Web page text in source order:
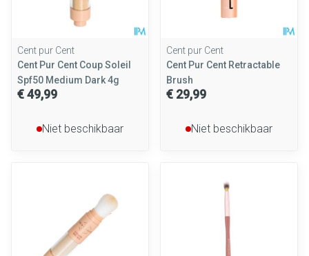
Cent pur Cent
Cent Pur Cent Coup Soleil
Spf50 Medium Dark 4g
€ 49,99
Niet beschikbaar
Cent pur Cent
Cent Pur Cent Retractable
Brush
€ 29,99
Niet beschikbaar